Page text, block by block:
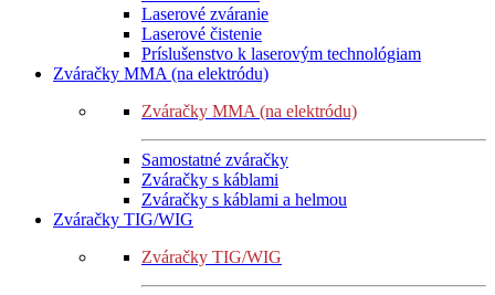
Laserové zváranie
Laserové čistenie
Príslušenstvo k laserovým technológiam
Zváračky MMA (na elektródu)
Zváračky MMA (na elektródu)
Samostatné zváračky
Zváračky s káblami
Zváračky s káblami a helmou
Zváračky TIG/WIG
Zváračky TIG/WIG